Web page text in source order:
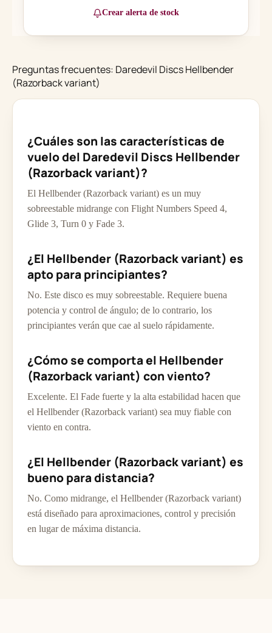
Crear alerta de stock
Preguntas frecuentes: Daredevil Discs Hellbender
(Razorback variant)
¿Cuáles son las características de
vuelo del Daredevil Discs Hellbender
(Razorback variant)?
El Hellbender (Razorback variant) es un muy
sobreestable midrange con Flight Numbers Speed 4,
Glide 3, Turn 0 y Fade 3.
¿El Hellbender (Razorback variant) es
apto para principiantes?
No. Este disco es muy sobreestable. Requiere buena
potencia y control de ángulo; de lo contrario, los
principiantes verán que cae al suelo rápidamente.
¿Cómo se comporta el Hellbender
(Razorback variant) con viento?
Excelente. El Fade fuerte y la alta estabilidad hacen que
el Hellbender (Razorback variant) sea muy fiable con
viento en contra.
¿El Hellbender (Razorback variant) es
bueno para distancia?
No. Como midrange, el Hellbender (Razorback variant)
está diseñado para aproximaciones, control y precisión
en lugar de máxima distancia.